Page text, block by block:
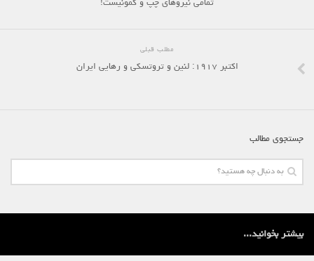
تمامی نیروهای چپ و کمونیست!
مطلب قبلی
اکتبر ۱۹۱۷: لنین و تروتسکی و رهایی ایران
جستجوی مطالب
بیشتر بخوانید...